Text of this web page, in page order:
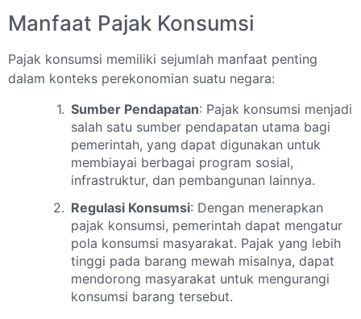
Manfaat Pajak Konsumsi
Pajak konsumsi memiliki sejumlah manfaat penting
dalam konteks perekonomian suatu negara:
Sumber Pendapatan: Pajak konsumsi menjadi
salah satu sumber pendapatan utama bagi
pemerintah, yang dapat digunakan untuk
membiayai berbagai program sosial,
infrastruktur, dan pembangunan lainnya.
Regulasi Konsumsi: Dengan menerapkan
pajak konsumsi, pemerintah dapat mengatur
pola konsumsi masyarakat. Pajak yang lebih
tinggi pada barang mewah misalnya, dapat
mendorong masyarakat untuk mengurangi
konsumsi barang tersebut.